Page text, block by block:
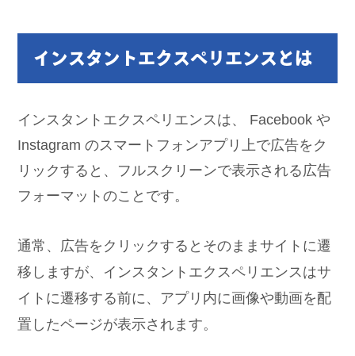
インスタントエクスペリエンスとは
インスタントエクスペリエンスは、 Facebook や
Instagram のスマートフォンアプリ上で広告をク
リックすると、フルスクリーンで表示される広告
フォーマットのことです。
通常、広告をクリックするとそのままサイトに遷
移しますが、インスタントエクスペリエンスはサ
イトに遷移する前に、アプリ内に画像や動画を配
置したページが表示されます。